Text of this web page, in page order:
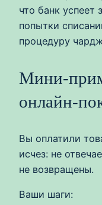
что банк успеет
попытки
процедуру
Вы оплатили
исчез: не
не возвращены.
Ваши шаги: